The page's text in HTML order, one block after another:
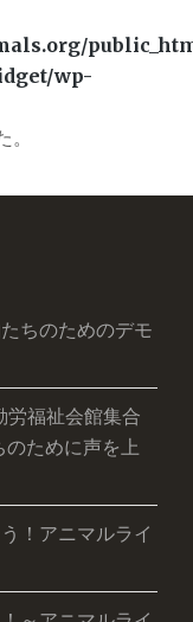
wp-
ちのためのデモ
労福祉会館集合
ために声を上
！アニマルライ